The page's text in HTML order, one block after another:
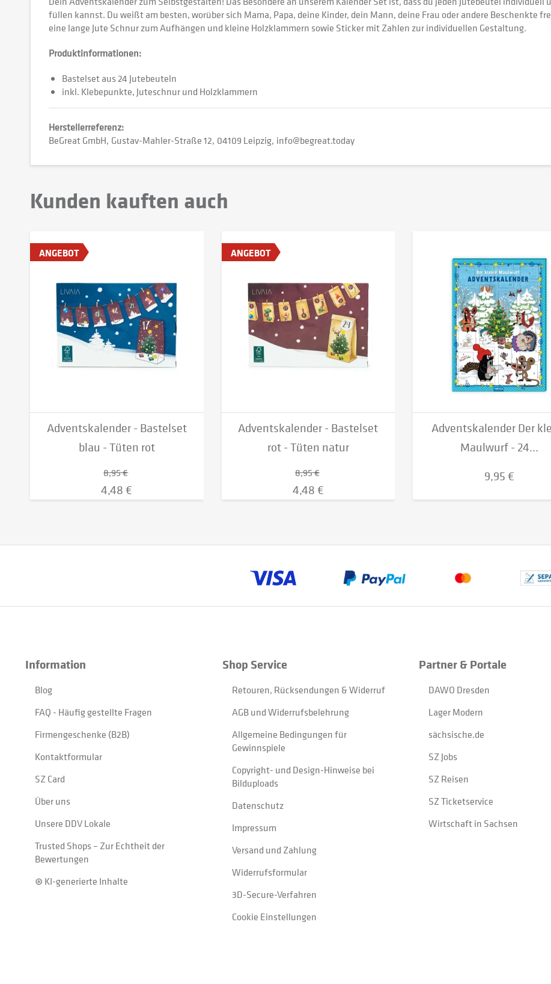
füllen kannst. Du weißt am besten, worüber sich Mama, Papa, deine Kinder, dein Mann, deine Frau oder andere Beschenkte
eine lange Jute Schnur zum Aufhängen und kleine Holzklammern sowie Sticker mit Zahlen zur individuellen Gestaltung.
Produktinformationen:
Bastelset aus 24 Jutebeuteln
inkl. Klebepunkte, Juteschnur und Holzklammern
Herstellerreferenz:
BeGreat GmbH Gustav-Mahler-Straße 12 04109 Leipzig info@begreat.today
Kunden kauften auch
ANGEBOT
Adventskalender - Bastelset
blau - Tüten rot
8,95 €
4,48 €
ANGEBOT
Adventskalender - Bastelset
rot - Tüten natur
8,95 €
4,48 €
Adventskalender Der
Maulwurf - 24...
9,95 €
Information
Blog
FAQ - Häufig gestellte Fragen
Firmengeschenke (B2B)
Kontaktformular
SZ Card
Über uns
Unsere DDV Lokale
Trusted Shops – Zur Echtheit der
Bewertungen
⊛ KI-generierte Inhalte
Shop Service
Retouren, Rücksendungen & Widerruf
AGB und Widerrufsbelehrung
Allgemeine Bedingungen für
Gewinnspiele
Copyright- und Design-Hinweise bei
Bilduploads
Datenschutz
Impressum
Versand und Zahlung
Widerrufsformular
3D-Secure-Verfahren
Cookie Einstellungen
Partner & Portale
DAWO Dresden
Lager Modern
sächsische.de
SZ Jobs
SZ Reisen
SZ Ticketservice
Wirtschaft in Sachsen